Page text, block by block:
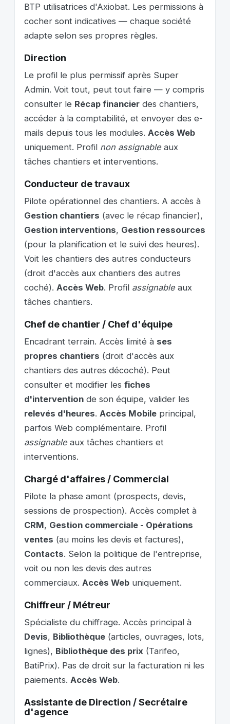
BTP utilisatrices d'Axiobat. Les permissions à
cocher sont indicatives — chaque société
adapte selon ses propres règles.
Direction
Le profil le plus permissif après Super
Admin. Voit tout, peut tout faire — y compris
consulter le Récap financier des chantiers,
accéder à la comptabilité, et envoyer des e-
mails depuis tous les modules. Accès Web
uniquement. Profil non assignableaux
tâches chantiers et interventions.
Conducteur de travaux
Pilote opérationnel des chantiers. A accès à
Gestion chantiers (avec le récap financier),
Gestion interventions, Gestion ressources
(pour la planification et le suivi des heures).
Voit les chantiers des autres conducteurs
(droit d'accès aux chantiers des autres
coché). Accès Web. Profil assignableaux
tâches chantiers.
Chef de chantier / Chef d'équipe
Encadrant terrain. Accès limité à ses
propres chantiers (droit d'accès aux
chantiers des autres décoché). Peut
consulter et modifier les fiches
d'intervention de son équipe, valider les
relevés d'heures. Accès Mobile principal,
parfois Web complémentaire. Profil
assignableaux tâches chantiers et
interventions.
Chargé d'affaires / Commercial
Pilote la phase amont (prospects, devis,
sessions de prospection). Accès complet à
CRM, Gestion commerciale - Opérations
ventes (au moins les devis et factures),
Contacts. Selon la politique de l'entreprise,
voit ou non les devis des autres
commerciaux. Accès Web uniquement.
Chiffreur / Métreur
Spécialiste du chiffrage. Accès principal à
Devis, Bibliothèque (articles, ouvrages, lots,
lignes), Bibliothèque des prix (Tarifeo,
BatiPrix). Pas de droit sur la facturation ni les
paiements. Accès Web.
Assistante de Direction / Secrétaire
d'agence